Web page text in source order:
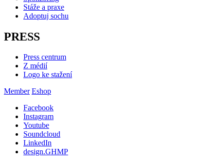
Stáže a praxe
Adoptuj sochu
PRESS
Press centrum
Z médií
Logo ke stažení
Member Eshop
Facebook
Instagram
Youtube
Soundcloud
LinkedIn
design.GHMP